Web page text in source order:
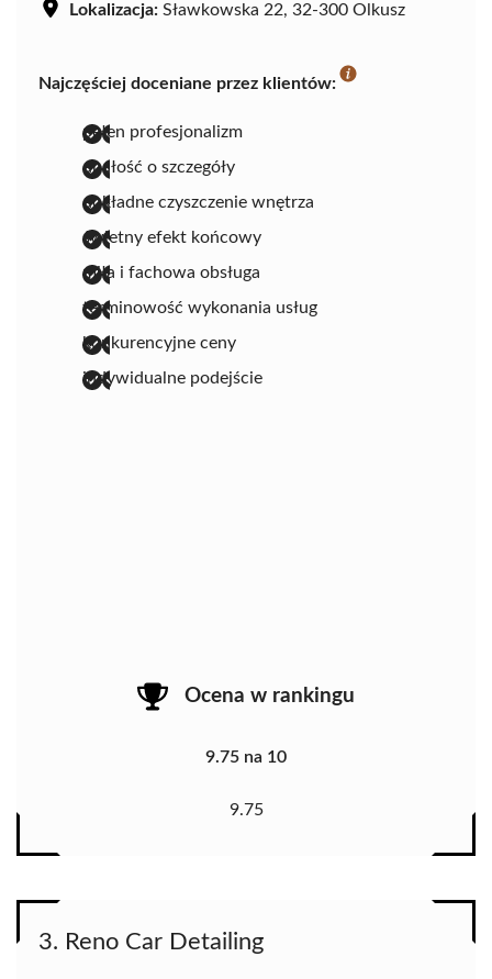
Lokalizacja: Sławkowska 22, 32-300 Olkusz
Najczęściej doceniane przez klientów:
pełen profesjonalizm
dbałość o szczegóły
dokładne czyszczenie wnętrza
świetny efekt końcowy
miła i fachowa obsługa
terminowość wykonania usług
konkurencyjne ceny
indywidualne podejście
Ocena w rankingu
9.75 na 10
9.75
3. Reno Car Detailing